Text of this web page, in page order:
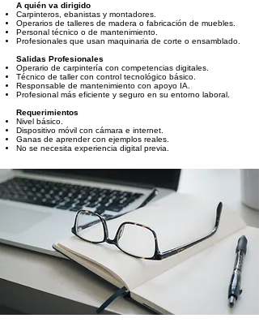
A quién va dirigido
Carpinteros, ebanistas y montadores.
Operarios de talleres de madera o fabricación de muebles.
Personal técnico o de mantenimiento.
Profesionales que usan maquinaria de corte o ensamblado.
Salidas Profesionales
Operario de carpintería con competencias digitales.
Técnico de taller con control tecnológico básico.
Responsable de mantenimiento con apoyo IA.
Profesional más eficiente y seguro en su entorno laboral.
Requerimientos
Nivel básico.
Dispositivo móvil con cámara e internet.
Ganas de aprender con ejemplos reales.
No se necesita experiencia digital previa.